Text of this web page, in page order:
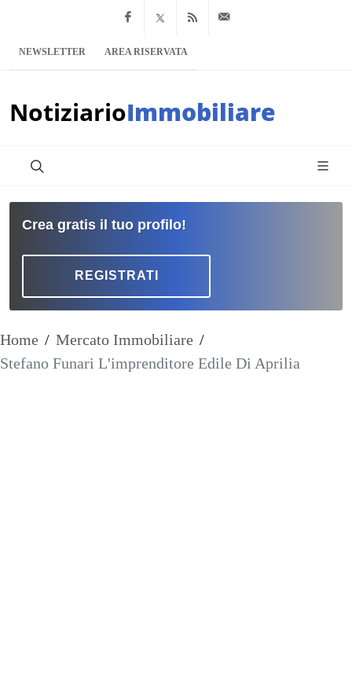
Facebook
x.com Feed RSS
NEWSLETTER AREA RISERVATA
NotiziarioImmobiliare
Crea gratis il tuo profilo!
REGISTRATI
Home / Mercato Immobiliare /
Stefano Funari L'imprenditore Edile Di Aprilia